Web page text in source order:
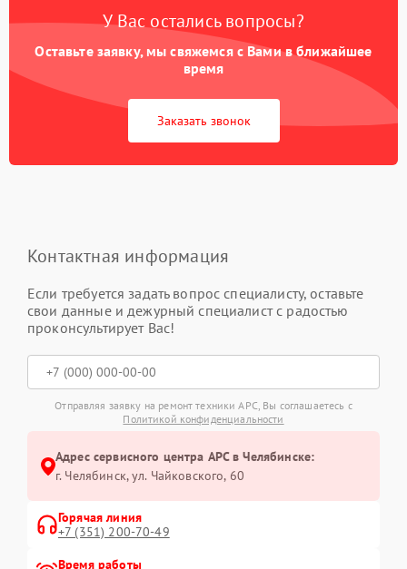
У Вас остались вопросы?
Оставьте заявку, мы свяжемся с Вами в ближайшее
время
Заказать звонок
Контактная информация
Если требуется задать вопрос специалисту, оставьте
свои данные и дежурный специалист с радостью
проконсультирует Вас!
Отправляя заявку на ремонт техники APC, Вы соглашаетесь с
Политикой конфиденциальности
Адрес сервисного центра APC в Челябинске:
г. Челябинск, ул. Чайковского, 60
Горячая линия
+7 (351) 200-70-49
Время работы